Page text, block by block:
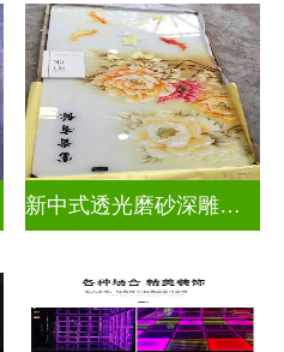
新中式透光磨砂深雕浮雕玻璃